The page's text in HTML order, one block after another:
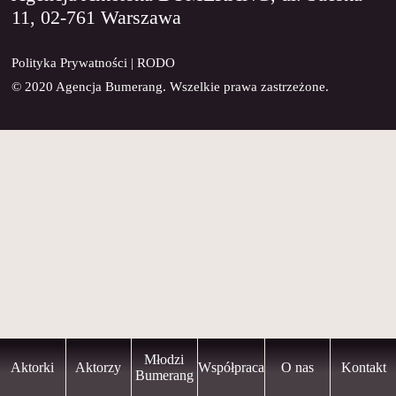
Aktorki Aktorzy
Młodzi
Bumerang
Współpraca O nas Kontakt
11, 02-761 Warszawa
Polityka Prywatności |RODO
© 2020 Agencja Bumerang. Wszelkie prawa zastrzeżone.